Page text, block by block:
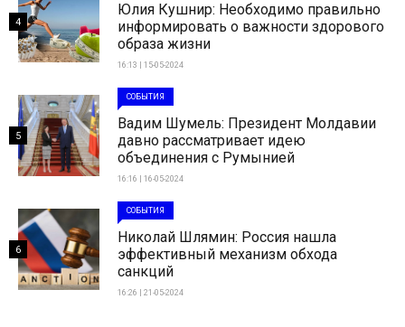
Юлия Кушнир: Необходимо правильно
информировать о важности здорового
образа жизни
16:13 | 15-05-2024
4
СОБЫТИЯ
Вадим Шумель: Президент Молдавии
давно рассматривает идею
объединения с Румынией
16:16 | 16-05-2024
5
СОБЫТИЯ
Николай Шлямин: Россия нашла
эффективный механизм обхода
санкций
16:26 | 21-05-2024
6